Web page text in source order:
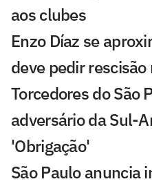
aos clubes
Enzo Díaz se
deve pedir rescisão
Torcedores do São
adversário da Sul-
'Obrigação'
São Paulo anuncia